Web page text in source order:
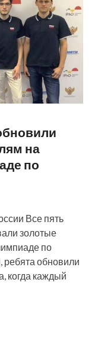
на
по
Все пять
золотые
по
ребята обновили
когда каждый